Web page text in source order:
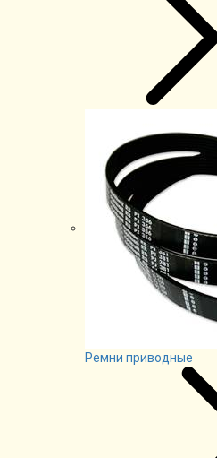
Ремни приводные